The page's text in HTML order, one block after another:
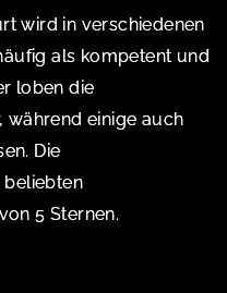
wird in verschiedenen
als kompetent und
loben die
während einige auch
Die
beliebten
5 Sternen.